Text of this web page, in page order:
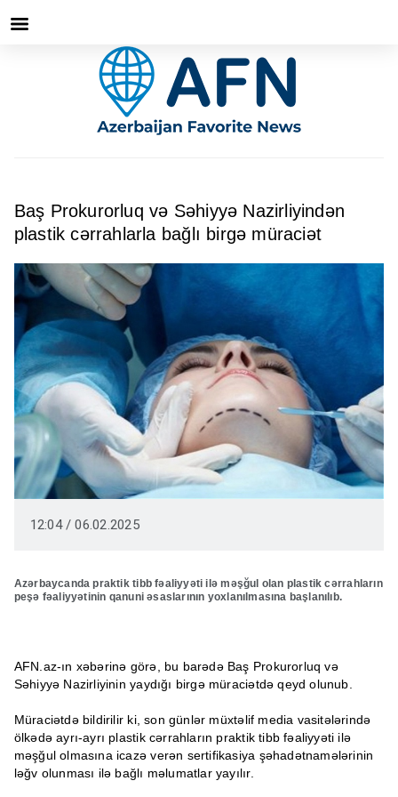
Baş Prokurorluq və Səhiyyə Nazirliyindən
plastik cərrahlarla bağlı birgə müraciət
12:04 / 06.02.2025
Azərbaycanda praktik tibb fəaliyyəti ilə məşğul olan plastik cərrahların
peşə fəaliyyətinin qanuni əsaslarının yoxlanılmasına başlanılıb.
AFN.az-ın xəbərinə görə, bu barədə Baş Prokurorluq və
Səhiyyə Nazirliyinin yaydığı birgə müraciətdə qeyd olunub.
Müraciətdə bildirilir ki, son günlər müxtəlif media vasitələrində
ölkədə ayrı-ayrı plastik cərrahların praktik tibb fəaliyyəti ilə
məşğul olmasına icazə verən sertifikasiya şəhadətnamələrinin
ləğv olunması ilə bağlı məlumatlar yayılır.